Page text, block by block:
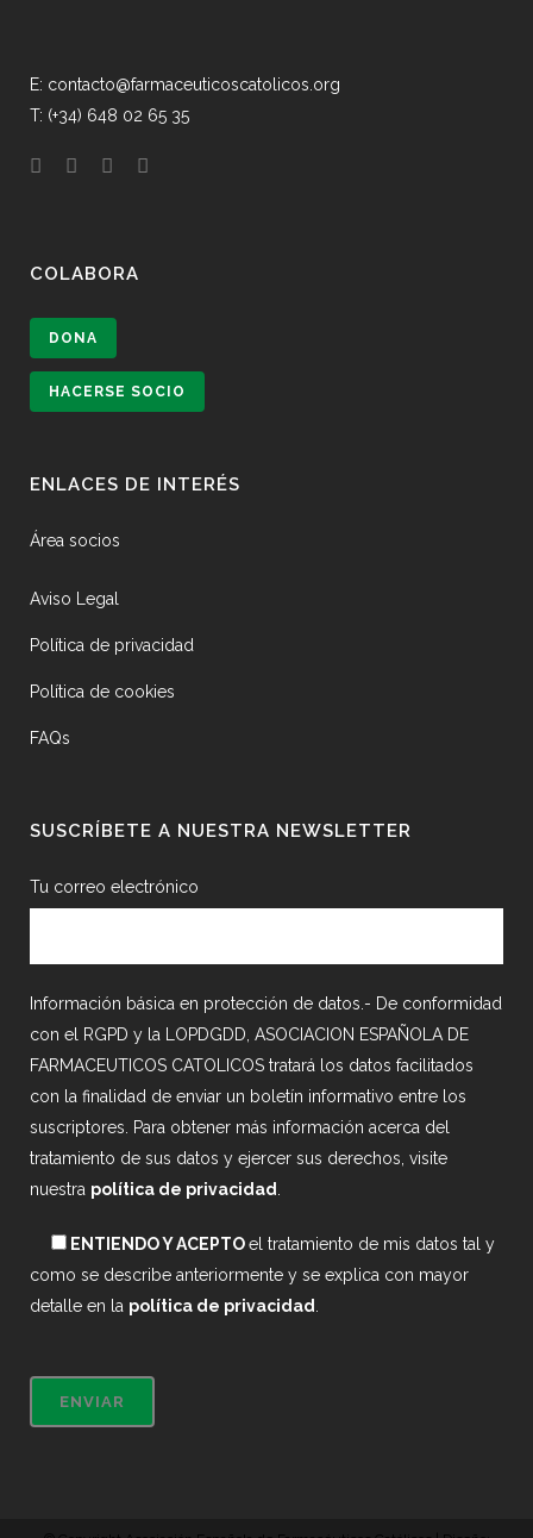
E: contacto@farmaceuticoscatolicos.org
T: (+34) 648 02 65 35
COLABORA
DONA
HACERSE SOCIO
ENLACES DE INTERÉS
Área socios
Aviso Legal
Política de privacidad
Política de cookies
FAQs
SUSCRÍBETE A NUESTRA NEWSLETTER
Tu correo electrónico
Información básica en protección de datos.- De conformidad
con el RGPD y la LOPDGDD, ASOCIACION ESPAÑOLA DE
FARMACEUTICOS CATOLICOS tratará los datos facilitados
con la finalidad de enviar un boletín informativo entre los
suscriptores. Para obtener más información acerca del
tratamiento de sus datos y ejercer sus derechos, visite
nuestra política de privacidad
ENTIENDO Y ACEPTOel tratamiento de mis datos tal y
como se describe anteriormente y se explica con mayor
detalle en la política de privacidad